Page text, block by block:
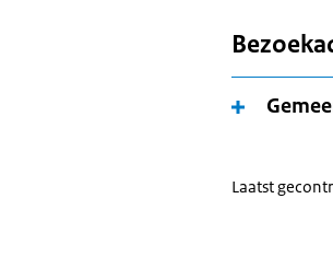
Laatst